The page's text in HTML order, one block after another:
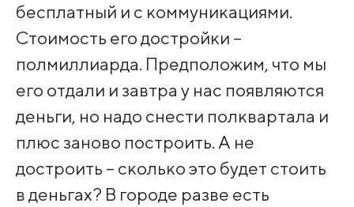
бесплатный и с коммуникациями.
Стоимость его достройки –
полмиллиарда. Предположим, что мы
его отдали и завтра у нас появляются
деньги, но надо снести полквартала и
плюс заново построить. А не
достроить – сколько это будет стоить
в деньгах? В городе разве есть